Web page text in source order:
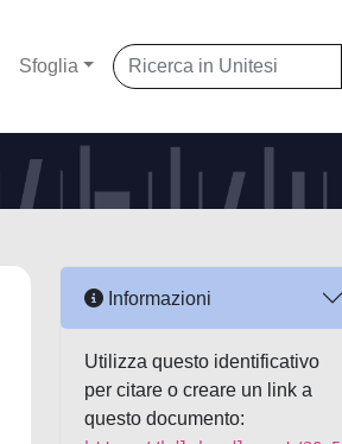
Sfoglia
Informazioni
Utilizza questo identificativo
per citare o creare un link a
questo documento: